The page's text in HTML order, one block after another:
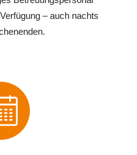
– auch nachts